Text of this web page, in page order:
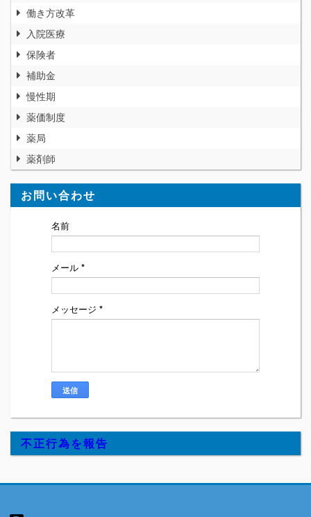
働き方改革
入院医療
保険者
補助金
慢性期
薬価制度
薬局
薬剤師
お問い合わせ
名前
メール *
メッセージ *
不正行為を報告